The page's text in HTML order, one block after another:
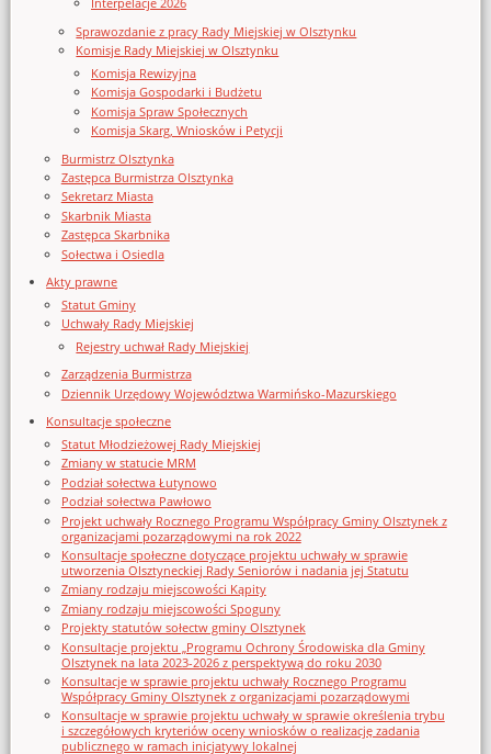
Sprawozdanie z pracy Rady Miejskiej w Olsztynku
Komisje Rady Miejskiej w Olsztynku
Komisja Rewizyjna
Komisja Gospodarki i Budżetu
Komisja Spraw Społecznych
Komisja Skarg, Wniosków i Petycji
Burmistrz Olsztynka
Zastępca Burmistrza Olsztynka
Sekretarz Miasta
Skarbnik Miasta
Zastępca Skarbnika
Sołectwa i Osiedla
Akty prawne
Statut Gminy
Uchwały Rady Miejskiej
Rejestry uchwał Rady Miejskiej
Zarządzenia Burmistrza
Dziennik Urzędowy Województwa Warmińsko-Mazurskiego
Konsultacje społeczne
Statut Młodzieżowej Rady Miejskiej
Zmiany w statucie MRM
Podział sołectwa Łutynowo
Podział sołectwa Pawłowo
Projekt uchwały Rocznego Programu Współpracy Gminy Olsztynek z
organizacjami pozarządowymi na rok 2022
Konsultacje społeczne dotyczące projektu uchwały w sprawie
utworzenia Olsztyneckiej Rady Seniorów i nadania jej Statutu
Zmiany rodzaju miejscowości Kąpity
Zmiany rodzaju miejscowości Spoguny
Projekty statutów sołectw gminy Olsztynek
Konsultacje projektu „Programu Ochrony Środowiska dla Gminy
Olsztynek na lata 2023-2026 z perspektywą do roku 2030
Konsultacje w sprawie projektu uchwały Rocznego Programu
Współpracy Gminy Olsztynek z organizacjami pozarządowymi
Konsultacje w sprawie projektu uchwały w sprawie określenia trybu
i szczegółowych kryteriów oceny wniosków o realizację zadania
publicznego w ramach inicjatywy lokalnej